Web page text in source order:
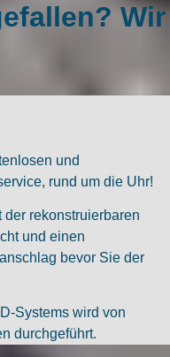
Wir
und
rund um die Uhr!
rekonstruierbaren
und einen
bevor Sie der
Systems wird von
durchgeführt.